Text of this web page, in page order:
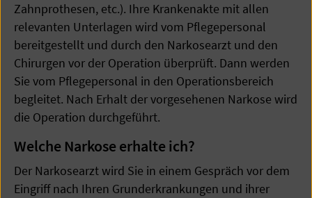
Zahnprothesen, etc.). Ihre Krankenakte mit allen
relevanten Unterlagen wird vom Pflegepersonal
bereitgestellt und durch den Narkosearzt und den
Chirurgen vor der Operation überprüft. Dann werden
Sie vom Pflegepersonal in den Operationsbereich
begleitet. Nach Erhalt der vorgesehenen Narkose wird
die Operation durchgeführt.
Welche Narkose erhalte ich?
Der Narkosearzt wird Sie in einem Gespräch vor dem
Eingriff nach Ihren Grunderkrankungen und ihrer